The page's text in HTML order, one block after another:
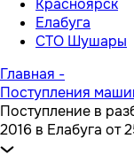
Красноярск
Елабуга
СТО Шушары
Главная -
Поступления
Поступление в
2016 в Елабуга от